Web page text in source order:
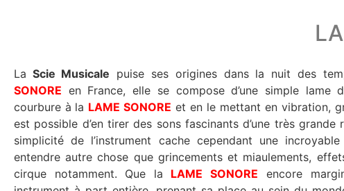
La Scie Musicale
SONORE en France, elle se compose d’une simple lame d’acier. En imposant
courbure à la LAME SONORE et en le mettant en vibration,
est possible d’en tirer des sons fascinants d’une très grande richesse
simplicité de l’instrument cache cependant une
entendre autre chose que grincements et miaulements,
cirque notamment. Que la LAME SONORE encore